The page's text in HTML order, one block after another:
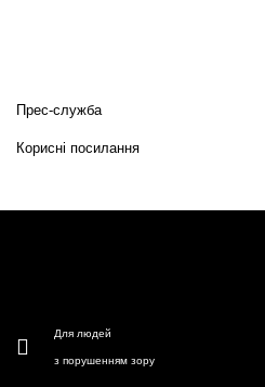
Прес-служба
Корисні посилання
Для людей
з порушенням зору